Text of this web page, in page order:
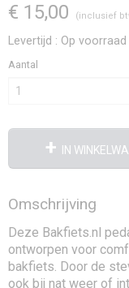
€ 15,00 (inclusief
Levertijd : Op voorraad
Aantal
IN
Omschrijving
Deze Bakfiets.nl
ontworpen voor
bakfiets. Door de
ook bij nat weer of